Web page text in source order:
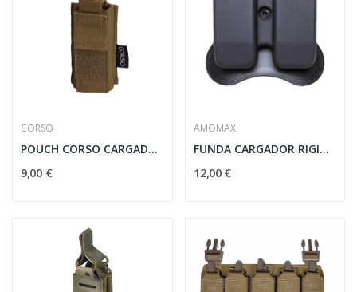
CORSO
POUCH CORSO CARGADOR PISTOLA SIMPLE DAGGER MK2...
9,00 €
AMOMAX
FUNDA CARGADOR RIGIDA AMOMAX GLOCK/SP2022 NEGRO
12,00 €